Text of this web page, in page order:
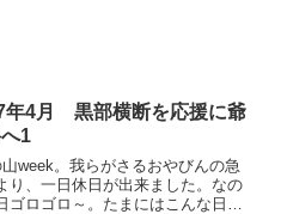
年4月 黒部横断を応援に爺
1
week。我らがさるおやびんの急
り、一日休日が出来ました。なの
ゴロゴロ～。たまにはこんな日も